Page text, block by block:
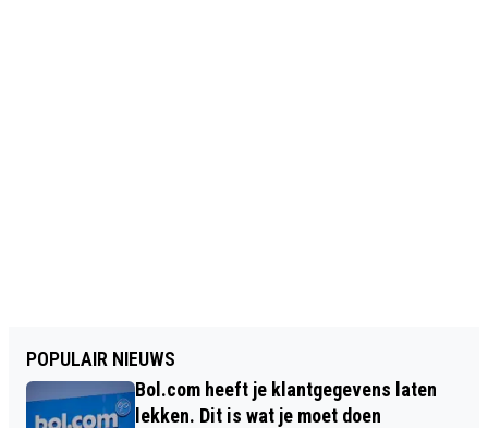
POPULAIR NIEUWS
Bol.com heeft je klantgegevens laten
lekken. Dit is wat je moet doen